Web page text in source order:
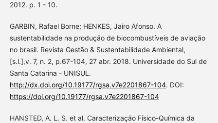
2012. p. 1 - 10.
GARBIN, Rafael Borne; HENKES, Jairo Afonso. A
sustentabilidade na produção de biocombustíveis de aviação
no brasil. Revista Gestão & Sustentabilidade Ambiental,
[s.l.],v. 7, n. 2, p.67-104, 27 abr. 2018. Universidade do Sul de
Santa Catarina - UNISUL.
http://dx.doi.org/10.19177/rgsa.v7e2201867-104. DOI:
https://doi.org/10.19177/rgsa.v7e2201867-104
HANSTED, A. L. S. et al. Caracterização Físico-Química da